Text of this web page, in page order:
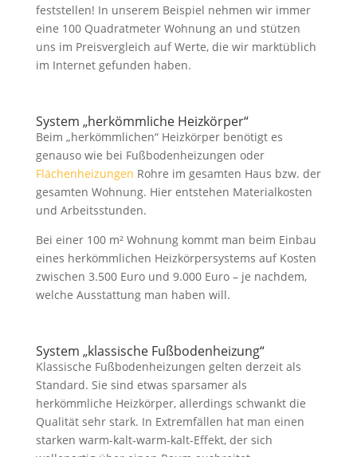
feststellen! In unserem Beispiel nehmen wir immer
eine 100 Quadratmeter Wohnung an und stützen
uns im Preisvergleich auf Werte, die wir marktüblich
im Internet gefunden haben.
System „herkömmliche Heizkörper“
Beim „herkömmlichen“ Heizkörper benötigt es
genauso wie bei Fußbodenheizungen oder
Flächenheizungen Rohre im gesamten Haus bzw. der
gesamten Wohnung. Hier entstehen Materialkosten
und Arbeitsstunden.
Bei einer 100 m² Wohnung kommt man beim Einbau
eines herkömmlichen Heizkörpersystems auf Kosten
zwischen 3.500 Euro und 9.000 Euro – je nachdem,
welche Ausstattung man haben will.
System „klassische Fußbodenheizung“
Klassische Fußbodenheizungen gelten derzeit als
Standard. Sie sind etwas sparsamer als
herkömmliche Heizkörper, allerdings schwankt die
Qualität sehr stark. In Extremfällen hat man einen
starken warm-kalt-warm-kalt-Effekt, der sich